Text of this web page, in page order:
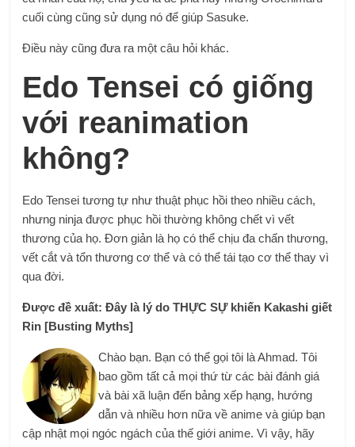
cuối cùng cũng sử dụng nó để giúp Sasuke.
Điều này cũng đưa ra một câu hỏi khác.
Edo Tensei có giống
với reanimation
không?
Edo Tensei tương tự như thuật phục hồi theo nhiều cách,
nhưng ninja được phục hồi thường không chết vì vết
thương của họ. Đơn giản là họ có thể chịu đa chấn thương,
vết cắt và tổn thương cơ thể và có thể tái tạo cơ thể thay vì
qua đời.
Được đề xuất: Đây là lý do THỰC SỰ khiến Kakashi giết
Rin [Busting Myths]
Chào bạn. Bạn có thể gọi tôi là Ahmad. Tôi
bao gồm tất cả mọi thứ từ các bài đánh giá
và bài xã luận đến bảng xếp hạng, hướng
dẫn và nhiều hơn nữa về anime và giúp bạn
cập nhật mọi ngóc ngách của thế giới anime. Vì vậy, hãy